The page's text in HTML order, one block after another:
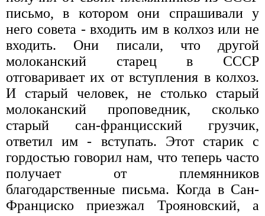
письмо, в котором они спрашивали у
него совета - входить им в колхоз или не
входить. Они писали, что другой
молоканский старец в СССР
отговаривает их от вступления в колхоз.
И старый человек, не столько старый
молоканский проповедник, сколько
старый сан-францисский грузчик,
ответил им - вступать. Этот старик с
гордостью говорил нам, что теперь часто
получает от племянников
благодарственные письма. Когда в Сан-
Франциско приезжал Трояновский, а